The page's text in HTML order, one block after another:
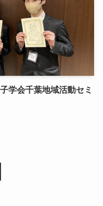
学会千葉地域活動セミ